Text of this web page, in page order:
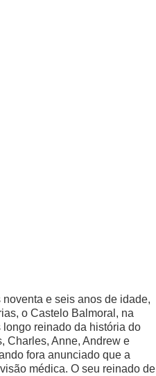
e seis anos de idade,
o Castelo Balmoral, na
longo reinado da história do
Charles, Anne, Andrew e
fora anunciado que a
médica. O seu reinado de